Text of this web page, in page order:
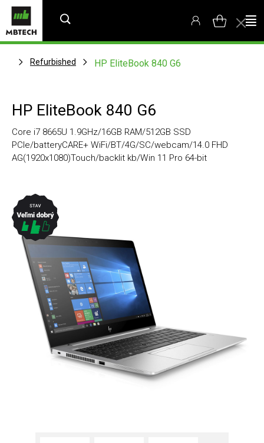
Refurbished HP EliteBook 840 G6
HP EliteBook 840 G6
Core i7 8665U 1.9GHz/16GB RAM/512GB SSD
PCIe/batteryCARE+ WiFi/BT/4G/SC/webcam/14.0 FHD
AG(1920x1080)Touch/backlit kb/Win 11 Pro 64-bit